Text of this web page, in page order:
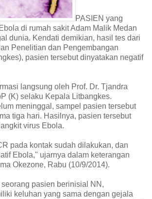
PASIEN yang
di rumah sakit Adam Malik Medan
dunia. Kendati demikian, hasil tes dari
Penelitian dan Pengembangan
pasien tersebut dinyatakan negatif
langsung oleh Prof. Dr. Tjandra
(K) selaku Kepala Litbangkes.
meninggal, sampel pasien tersebut
tiga hari. Hasilnya, pasien tersebut
virus Ebola.
pada kontak sudah dilakukan, dan
Ebola," ujarnya dalam keterangan
Okezone, Rabu (10/9/2014).
pasien berinisial NN,
keluhan yang sama dengan gejala